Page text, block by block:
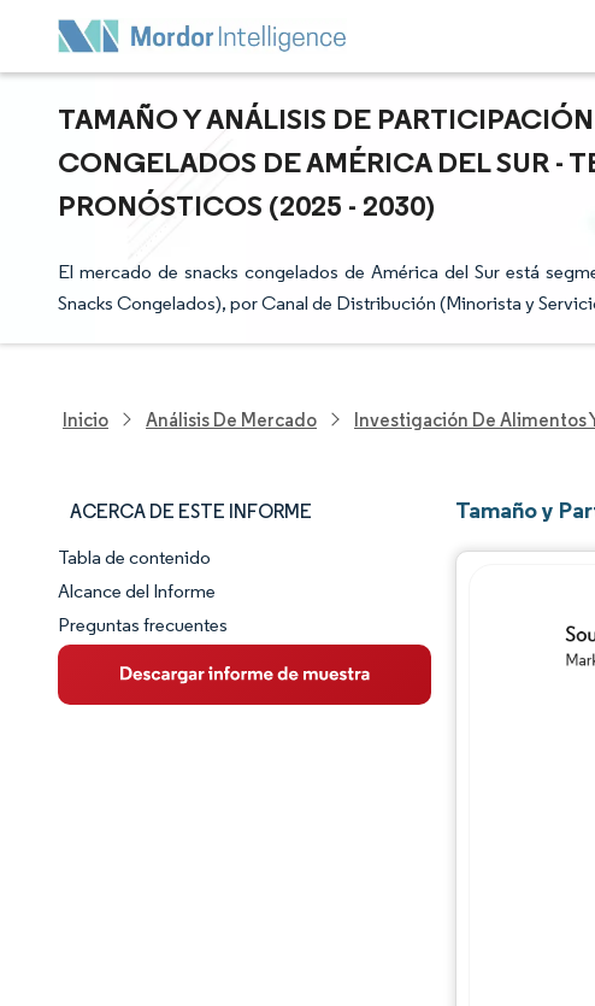
TAMAÑO Y ANÁLISIS DE
CONGELADOS DE AMÉRICA DEL SUR -
PRONÓSTICOS (2025 - 2030)
El mercado de snacks congelados de América del Sur está
Snacks Congelados), por Canal de Distribución (Minorista y
Inicio Análisis De Mercado Investigación De Alimentos
ACERCA DE ESTE INFORME
Panorama del Mercado
Visión General del Mercado
Tendencias Principales del Mercado
Tabla de contenido
Alcance del Informe
Preguntas frecuentes
Tamaño y